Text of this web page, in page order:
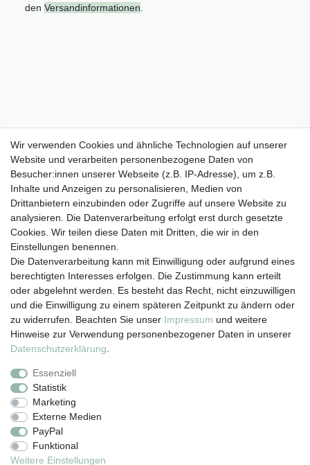
den Versandinformationen
Vertrag widerrufen
Impressum
Wir verwenden Cookies und ähnliche Technologien auf unserer
Website und verarbeiten personenbezogene Daten von
Besucher:innen unserer Webseite (z.B. IP-Adresse), um z.B.
Inhalte und Anzeigen zu personalisieren, Medien von
Drittanbietern einzubinden oder Zugriffe auf unsere Website zu
analysieren. Die Datenverarbeitung erfolgt erst durch gesetzte
Cookies. Wir teilen diese Daten mit Dritten, die wir in den
Einstellungen benennen.
Die Datenverarbeitung kann mit Einwilligung oder aufgrund eines
berechtigten Interesses erfolgen. Die Zustimmung kann erteilt
oder abgelehnt werden. Es besteht das Recht, nicht einzuwilligen
und die Einwilligung zu einem späteren Zeitpunkt zu ändern oder
zu widerrufen. Beachten Sie unser Impressum und weitere
Hinweise zur Verwendung personenbezogener Daten in unserer
Daten­schutz­erklärung
Essenziell
Statistik
Marketing
Externe Medien
PayPal
Funktional
Weitere Einstellungen